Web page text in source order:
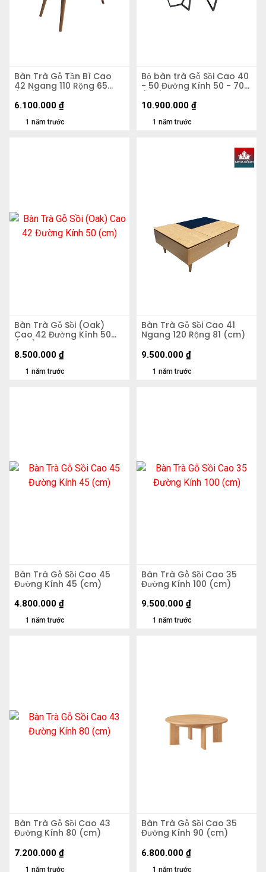
Bàn Trà Gỗ Tần Bì Cao
42 Ngang 110 Rộng 65
(cm)
1 năm trước
6.100.000 ₫
Bộ bàn trà Gỗ Sồi Cao 40
- 50 Đường Kính 50 - 70
(cm)
1 năm trước
10.900.000 ₫
Bàn Trà Gỗ Sồi (Oak)
Cao 42 Đường Kính 50
(cm)
1 năm trước
8.500.000 ₫
Bàn Trà Gỗ Sồi Cao 41
Ngang 120 Rộng 81 (cm)
1 năm trước
9.500.000 ₫
Bàn Trà Gỗ Sồi Cao 45
Đường Kính 45 (cm)
1 năm trước
4.800.000 ₫
Bàn Trà Gỗ Sồi Cao 35
Đường Kính 100 (cm)
1 năm trước
9.500.000 ₫
Bàn Trà Gỗ Sồi Cao 43
Đường Kính 80 (cm)
1 năm trước
7.200.000 ₫
Bàn Trà Gỗ Sồi Cao 35
Đường Kính 90 (cm)
1 năm trước
6.800.000 ₫